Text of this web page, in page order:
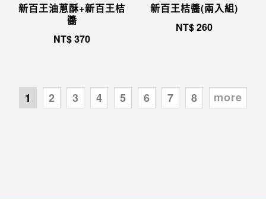
新百王油蔥酥+新百王桔
醬
NT$370
新百王桔醬(兩入組)
NT$260
1 2 3 4 5 6 7 8 more